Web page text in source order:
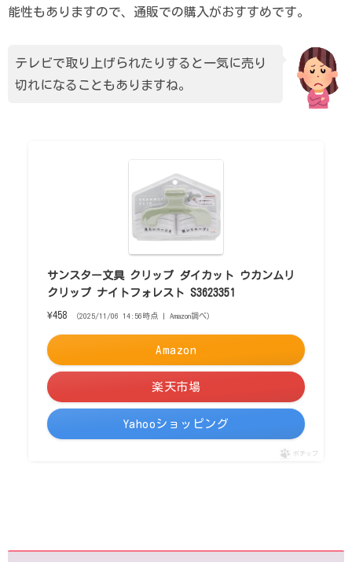
能性もありますので、通販での購入がおすすめです。
テレビで取り上げられたりすると一気に売り
切れになることもありますね。
サンスター文具 クリップ ダイカット ウカンムリ
クリップ ナイトフォレスト S3623351
¥458 （2025/11/06 14:56時点 | Amazon調べ）
Amazon
楽天市場
Yahooショッピング
ポチップ